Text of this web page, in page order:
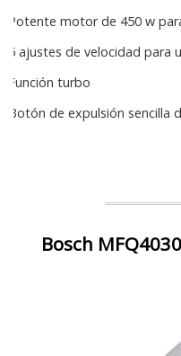
Potente motor de 450 w
5 ajustes de velocidad para
Función turbo
Botón de expulsión sencilla
Bosch